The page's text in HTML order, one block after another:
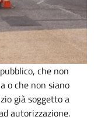
che non
o che non siano
già soggetto a
autorizzazione.